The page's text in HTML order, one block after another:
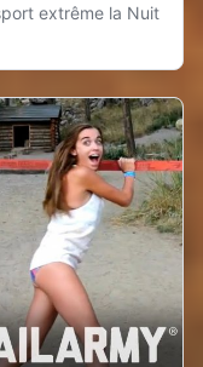
extrême la Nuit